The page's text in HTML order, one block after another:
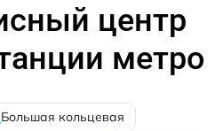
центр
метро
Большая кольцевая